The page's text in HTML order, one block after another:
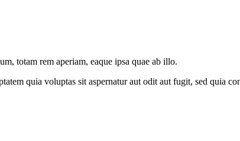
totam rem aperiam, eaque ipsa quae ab illo.
quia voluptas sit aspernatur aut odit aut fugit, sed quia